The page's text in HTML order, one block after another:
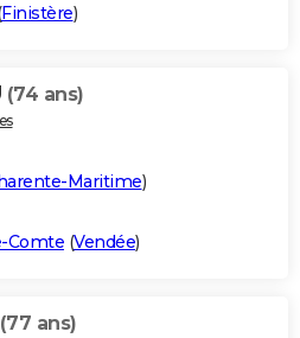
Finistère)
(74 ans)
Maritime)
Comte (Vendée)
(77 ans)